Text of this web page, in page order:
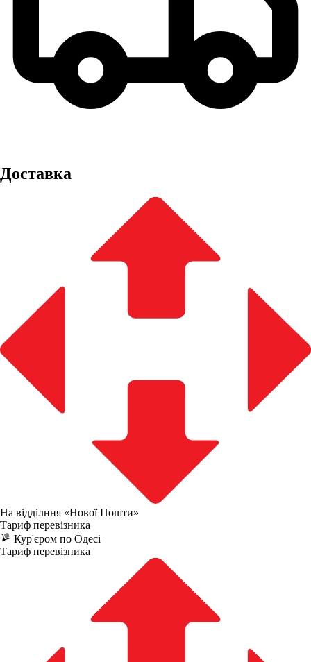
Доставка
На відділння «Нової Пошти»
Тариф перевізника
Кур'єром по Одесі
Тариф перевізника